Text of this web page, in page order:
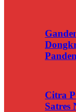
Citra
Satres